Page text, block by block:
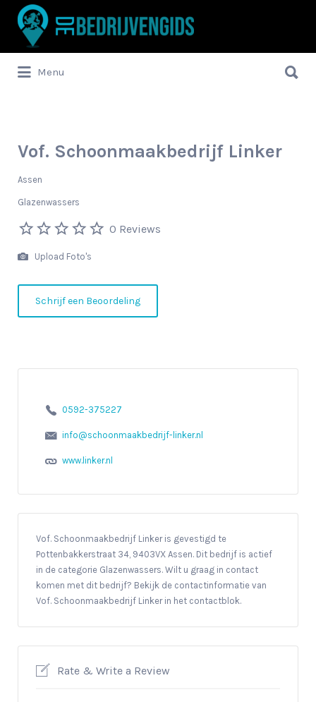
Zoek
naar:
Menu
naar:
Vof. Schoonmaakbedrijf Linker
Assen
Glazenwassers
0 Reviews
Upload Foto's
Schrijf een Beoordeling
0592-375227
info@schoonmaakbedrijf-linker.nl
www.linker.nl
Vof. Schoonmaakbedrijf Linker is gevestigd te
Pottenbakkerstraat 34, 9403VX Assen. Dit bedrijf is actief
in de categorie Glazenwassers. Wilt u graag in contact
komen met dit bedrijf? Bekijk de contactinformatie van
Vof. Schoonmaakbedrijf Linker in het contactblok.
Rate & Write a Review